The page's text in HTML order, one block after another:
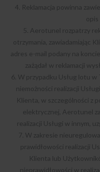
4. Reklamacja powinna
opis
5. Aerotunel rozpatrzy
otrzymania, zawiadamiając
adres e-mail podany na
zażądał w reklamacji
6. W przypadku Usług lotu
niemożności realizacji
Klienta, w szczególności z
elektrycznej, Aerotunel
realizacji Usługi w innym,
7. W zakresie
prawidłowości realizacji
Klienta lub
nieprawidłowości w